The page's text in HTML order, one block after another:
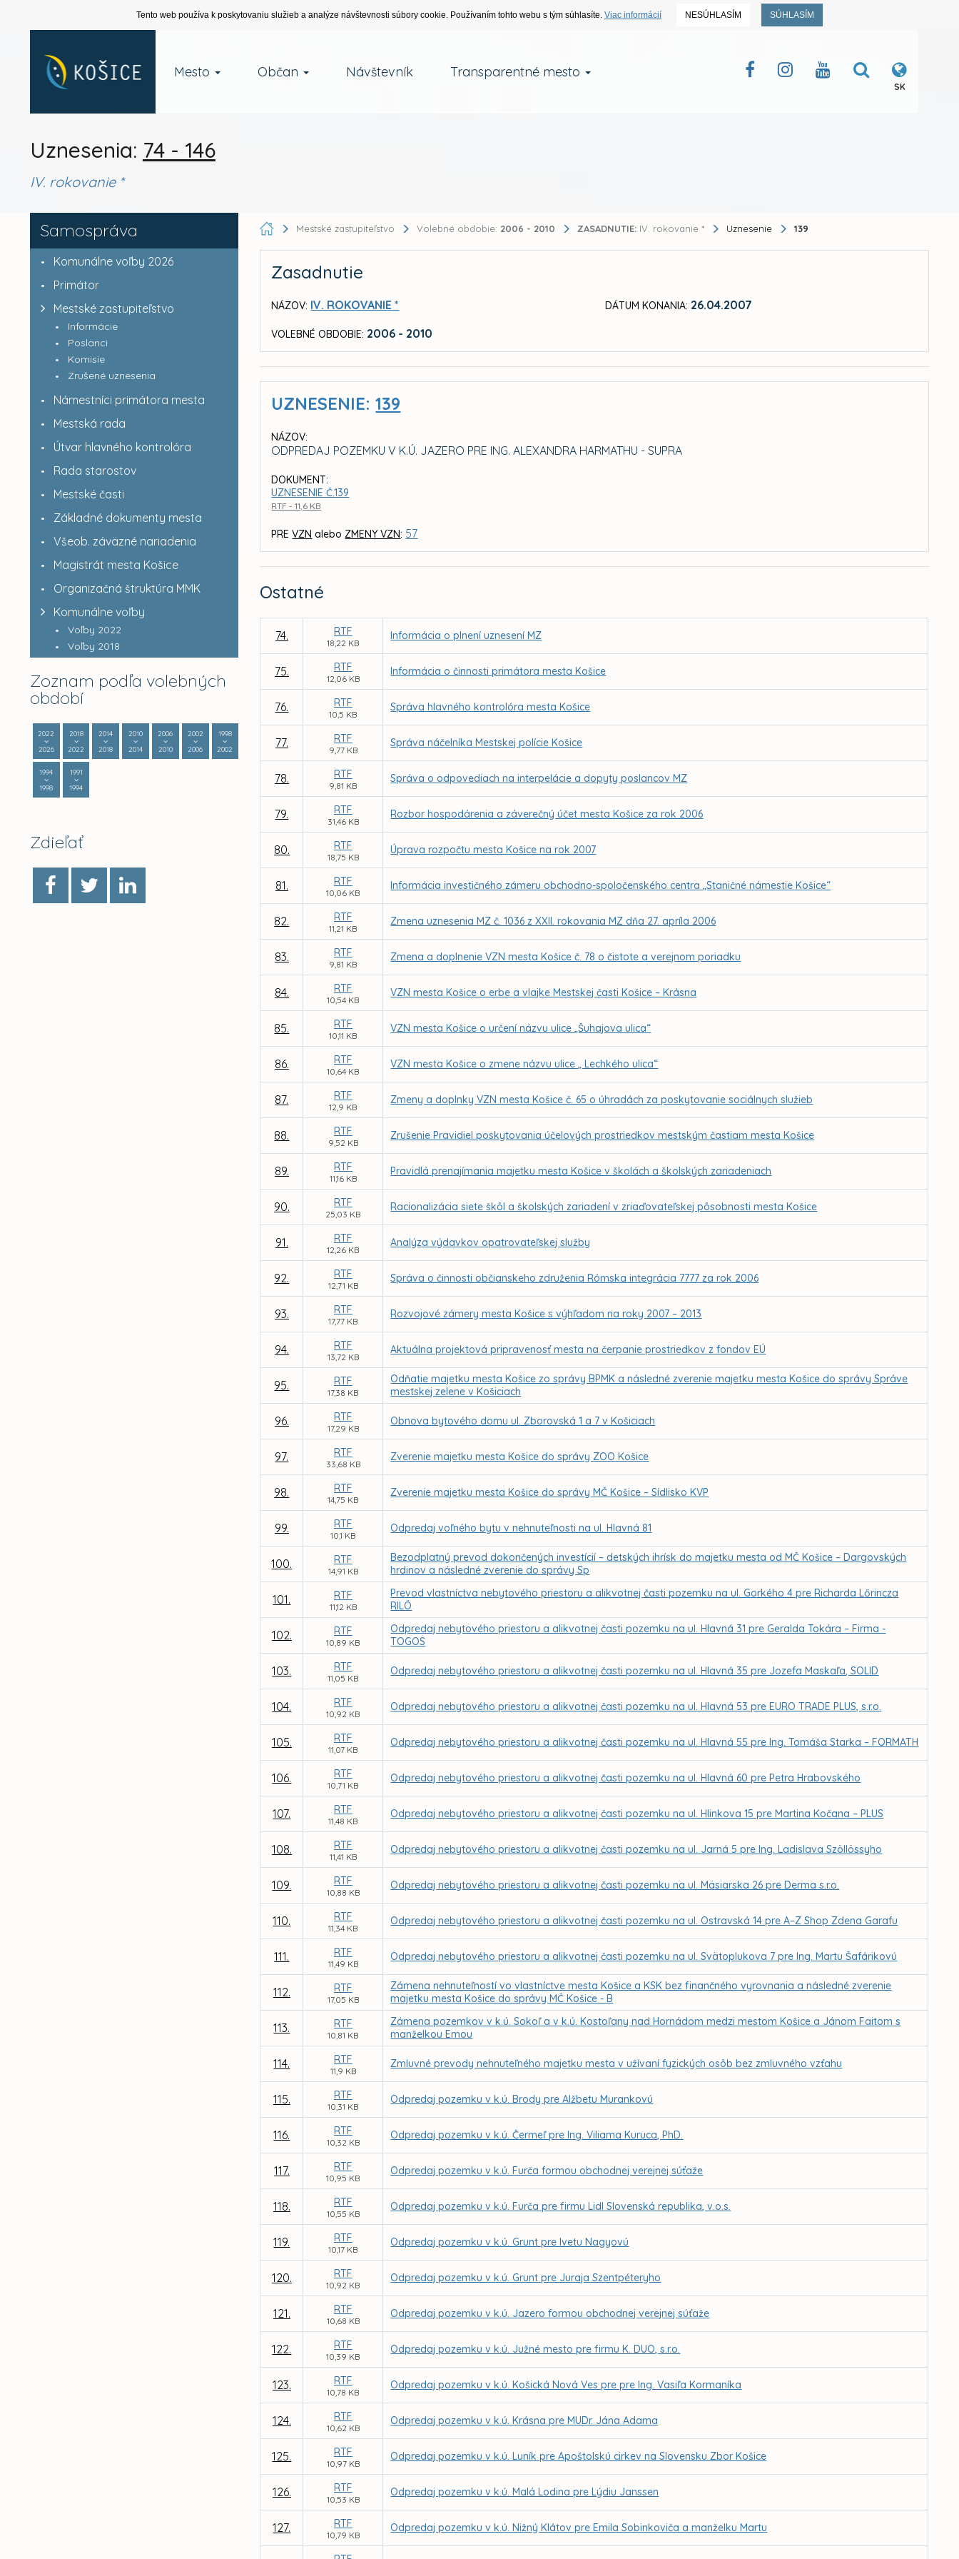
Tento web používa k poskytovaniu služieb a analýze návštevnosti súbory cookie. Používaním tohto webu s tým súhlasíte. Viac informácií NESÚHLASÍM SÚHLASÍM
Mesto Občan Návštevník Transparentné mesto
SK
Uznesenia: 74 - 146
IV. rokovanie *
Samospráva
Komunálne voľby 2026
Primátor
Mestské zastupiteľstvo
Informácie
Poslanci
Komisie
Zrušené uznesenia
Námestníci primátora mesta
Mestská rada
Útvar hlavného kontrolóra
Rada starostov
Mestské časti
Základné dokumenty mesta
Všeob. záväzné nariadenia
Magistrát mesta Košice
Organizačná štruktúra MMK
Komunálne voľby
Voľby 2022
Voľby 2018
Zoznam podľa volebných
období
2022
2026
2018
2022
2014
2018
2010
2014
2006
2010
2002
2006
1998
2002
1994
1998
1991
1994
Zdieľať
Mestské zastupiteľstvo Volebné obdobie: 2006 - 2010 ZASADNUTIE: IV. rokovanie * Uznesenie 139
Zasadnutie
NÁZOV: IV. ROKOVANIE *
VOLEBNÉ OBDOBIE: 2006 - 2010
DÁTUM KONANIA: 26.04.2007
UZNESENIE:139
NÁZOV:
ODPREDAJ POZEMKU V K.Ú. JAZERO PRE ING. ALEXANDRA HARMATHU - SUPRA
DOKUMENT:
UZNESENIE Č.139
RTF - 11,6 KB
PREVZN aleboZMENY VZN: 57
Ostatné
74. RTF
18,22 KB
Informácia o plnení uznesení MZ
75. RTF
12,06 KB
Informácia o činnosti primátora mesta Košice
76. RTF
10,5 KB
Správa hlavného kontrolóra mesta Košice
77. RTF
9,77 KB
Správa náčelníka Mestskej polície Košice
78. RTF
9,81 KB
Správa o odpovediach na interpelácie a dopyty poslancov MZ
79. RTF
31,46 KB
Rozbor hospodárenia a záverečný účet mesta Košice za rok 2006
80. RTF
18,75 KB
Úprava rozpočtu mesta Košice na rok 2007
81. RTF
10,06 KB
Informácia investičného zámeru obchodno-spoločenského centra „Staničné námestie Košice“
82. RTF
11,21 KB
Zmena uznesenia MZ č. 1036 z XXII. rokovania MZ dňa 27. apríla 2006
83. RTF
9,81 KB
Zmena a doplnenie VZN mesta Košice č. 78 o čistote a verejnom poriadku
84. RTF
10,54 KB
VZN mesta Košice o erbe a vlajke Mestskej časti Košice – Krásna
85. RTF
10,11 KB
VZN mesta Košice o určení názvu ulice „Šuhajova ulica“
86. RTF
10,64 KB
VZN mesta Košice o zmene názvu ulice „ Lechkého ulica“
87. RTF
12,9 KB
Zmeny a doplnky VZN mesta Košice č. 65 o úhradách za poskytovanie sociálnych služieb
88. RTF
9,52 KB
Zrušenie Pravidiel poskytovania účelových prostriedkov mestským častiam mesta Košice
89. RTF
11,16 KB
Pravidlá prenajímania majetku mesta Košice v školách a školských zariadeniach
90. RTF
25,03 KB
Racionalizácia siete škôl a školských zariadení v zriaďovateľskej pôsobnosti mesta Košice
91. RTF
12,26 KB
Analýza výdavkov opatrovateľskej služby
92. RTF
12,71 KB
Správa o činnosti občianskeho združenia Rómska integrácia 7777 za rok 2006
93. RTF
17,77 KB
Rozvojové zámery mesta Košice s výhľadom na roky 2007 – 2013
94. RTF
13,72 KB
Aktuálna projektová pripravenosť mesta na čerpanie prostriedkov z fondov EÚ
95. RTF
17,38 KB
Odňatie majetku mesta Košice zo správy BPMK a následné zverenie majetku mesta Košice do správy Správe
mestskej zelene v Košiciach
96. RTF
17,29 KB
Obnova bytového domu ul. Zborovská 1 a 7 v Košiciach
97. RTF
33,68 KB
Zverenie majetku mesta Košice do správy ZOO Košice
98. RTF
14,75 KB
Zverenie majetku mesta Košice do správy MČ Košice – Sídlisko KVP
99. RTF
10,1 KB
Odpredaj voľného bytu v nehnuteľnosti na ul. Hlavná 81
100. RTF
14,91 KB
Bezodplatný prevod dokončených investícií – detských ihrísk do majetku mesta od MČ Košice – Dargovských
hrdinov a následné zverenie do správy Sp
101. RTF
11,12 KB
Prevod vlastníctva nebytového priestoru a alikvotnej časti pozemku na ul. Gorkého 4 pre Richarda Lőrincza
RILÖ
102. RTF
10,89 KB
Odpredaj nebytového priestoru a alikvotnej časti pozemku na ul. Hlavná 31 pre Geralda Tokára – Firma -
TOGOS
103. RTF
11,05 KB
Odpredaj nebytového priestoru a alikvotnej časti pozemku na ul. Hlavná 35 pre Jozefa Maskaľa, SOLID
104. RTF
10,92 KB
Odpredaj nebytového priestoru a alikvotnej časti pozemku na ul. Hlavná 53 pre EURO TRADE PLUS, s.r.o.
105. RTF
11,07 KB
Odpredaj nebytového priestoru a alikvotnej časti pozemku na ul. Hlavná 55 pre Ing. Tomáša Starka – FORMATH
106. RTF
10,71 KB
Odpredaj nebytového priestoru a alikvotnej časti pozemku na ul. Hlavná 60 pre Petra Hrabovského
107. RTF
11,48 KB
Odpredaj nebytového priestoru a alikvotnej časti pozemku na ul. Hlinkova 15 pre Martina Kočana – PLUS
108. RTF
11,41 KB
Odpredaj nebytového priestoru a alikvotnej časti pozemku na ul. Jarná 5 pre Ing. Ladislava Szöllössyho
109. RTF
10,88 KB
Odpredaj nebytového priestoru a alikvotnej časti pozemku na ul. Mäsiarska 26 pre Derma s.r.o.
110. RTF
11,34 KB
Odpredaj nebytového priestoru a alikvotnej časti pozemku na ul. Ostravská 14 pre A–Z Shop Zdena Garafu
111. RTF
11,49 KB
Odpredaj nebytového priestoru a alikvotnej časti pozemku na ul. Svätoplukova 7 pre Ing. Martu Šafárikovú
112. RTF
17,05 KB
Zámena nehnuteľností vo vlastníctve mesta Košice a KSK bez finančného vyrovnania a následné zverenie
majetku mesta Košice do správy MČ Košice - B
113. RTF
10,81 KB
Zámena pozemkov v k.ú. Sokoľ a v k.ú. Kostoľany nad Hornádom medzi mestom Košice a Jánom Faitom s
manželkou Emou
114. RTF
11,9 KB
Zmluvné prevody nehnuteľného majetku mesta v užívaní fyzických osôb bez zmluvného vzťahu
115. RTF
10,31 KB
Odpredaj pozemku v k.ú. Brody pre Alžbetu Murankovú
116. RTF
10,32 KB
Odpredaj pozemku v k.ú. Čermeľ pre Ing. Viliama Kuruca, PhD.
117. RTF
10,95 KB
Odpredaj pozemku v k.ú. Furča formou obchodnej verejnej súťaže
118. RTF
10,55 KB
Odpredaj pozemku v k.ú. Furča pre firmu Lidl Slovenská republika, v.o.s.
119. RTF
10,17 KB
Odpredaj pozemku v k.ú. Grunt pre Ivetu Nagyovú
120. RTF
10,92 KB
Odpredaj pozemku v k.ú. Grunt pre Juraja Szentpéteryho
121. RTF
10,68 KB
Odpredaj pozemku v k.ú. Jazero formou obchodnej verejnej súťaže
122. RTF
10,39 KB
Odpredaj pozemku v k.ú. Južné mesto pre firmu K. DUO, s.r.o.
123. RTF
10,78 KB
Odpredaj pozemku v k.ú. Košická Nová Ves pre pre Ing. Vasiľa Kormaníka
124. RTF
10,62 KB
Odpredaj pozemku v k.ú. Krásna pre MUDr. Jána Adama
125. RTF
10,97 KB
Odpredaj pozemku v k.ú. Luník pre Apoštolskú cirkev na Slovensku Zbor Košice
126. RTF
10,53 KB
Odpredaj pozemku v k.ú. Malá Lodina pre Lýdiu Janssen
127. RTF
10,79 KB
Odpredaj pozemku v k.ú. Nižný Klátov pre Emila Sobinkoviča a manželku Martu